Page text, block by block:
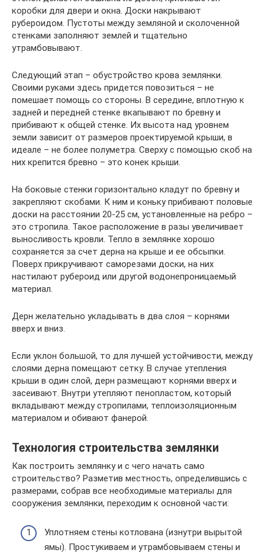
коробки для двери и окна. Доски накрывают
рубероидом. Пустоты между земляной и сколоченной
стенками заполняют землей и тщательно
утрамбовывают.
Следующий этап – обустройство крова землянки.
Своими руками здесь придется повозиться – не
помешает помощь со стороны. В середине, вплотную к
задней и передней стенке вкапывают по бревну и
прибивают к общей стенке. Их высота над уровнем
земли зависит от размеров проектируемой крыши, в
идеале – не более полуметра. Сверху с помощью скоб на
них крепится бревно – это конек крыши.
На боковые стенки горизонтально кладут по бревну и
закрепляют скобами. К ним и коньку прибивают половые
доски на расстоянии 20-25 см, установленные на ребро –
это стропила. Такое расположение в разы увеличивает
выносливость кровли. Тепло в землянке хорошо
сохраняется за счет дерна на крыше и ее обсыпки.
Поверх прикручивают саморезами доски, на них
настилают рубероид или другой водонепроницаемый
материал.
Дерн желательно укладывать в два слоя – корнями
вверх и вниз.
Если уклон большой, то для лучшей устойчивости, между
слоями дерна помещают сетку. В случае утепления
крыши в один слой, дерн размещают корнями вверх и
засеивают. Внутри утепляют пенопластом, который
вкладывают между стропилами, теплоизоляционным
материалом и обивают фанерой.
Технология строительства землянки
Как построить землянку и с чего начать само
строительство? Разметив местность, определившись с
размерами, собрав все необходимые материалы для
сооружения землянки, переходим к основной части:
Уплотняем стены котлована (изнутри вырытой
ямы). Простукиваем и утрамбовываем стены и